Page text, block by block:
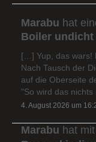
Marabu hat
Boiler undicht
[…] Yup, das wars!
Nach Tausch der
auf die Oberseite
"So wird das
4. August 2026 um
Marabu hat mit